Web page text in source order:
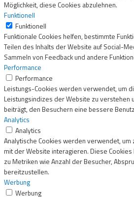
Möglichkeit, diese Cookies abzulehnen.
Funktionell
Funktionell
Funktionale Cookies helfen, bestimmte
Teilen des Inhalts der Website auf Social-
Sammeln von Feedback und andere
Performance
Performance
Leistungs-Cookies werden verwendet, um
Leistungsindizes der Website zu verstehen
beiträgt, den Besuchern eine bessere
Analytics
Analytics
Analytische Cookies werden verwendet,
mit der Website interagieren. Diese
zu Metriken wie Anzahl der Besucher,
bereitzustellen.
Werbung
Werbung